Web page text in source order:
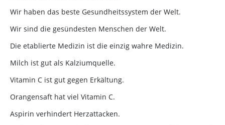
Wir haben das beste Gesundheitssystem der Welt.
Wir sind die gesündesten Menschen der Welt.
Die etablierte Medizin ist die einzig wahre Medizin.
Milch ist gut als Kalziumquelle.
Vitamin C ist gut gegen Erkältung.
Orangensaft hat viel Vitamin C.
Aspirin verhindert Herzattacken.